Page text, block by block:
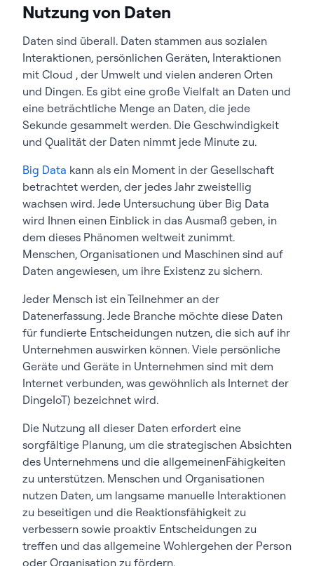
Nutzung von Daten
Daten sind überall. Daten stammen aus sozialen
Interaktionen, persönlichen Geräten, Interaktionen
mit Cloud , der Umwelt und vielen anderen Orten
und Dingen. Es gibt eine große Vielfalt an Daten und
eine beträchtliche Menge an Daten, die jede
Sekunde gesammelt werden. Die Geschwindigkeit
und Qualität der Daten nimmt jede Minute zu.
Big Data kann als ein Moment in der Gesellschaft
betrachtet werden, der jedes Jahr zweistellig
wachsen wird. Jede Untersuchung über Big Data
wird Ihnen einen Einblick in das Ausmaß geben, in
dem dieses Phänomen weltweit zunimmt.
Menschen, Organisationen und Maschinen sind auf
Daten angewiesen, um ihre Existenz zu sichern.
Jeder Mensch ist ein Teilnehmer an der
Datenerfassung. Jede Branche möchte diese Daten
für fundierte Entscheidungen nutzen, die sich auf ihr
Unternehmen auswirken können. Viele persönliche
Geräte und Geräte in Unternehmen sind mit dem
Internet verbunden, was gewöhnlich als Internet der
DingeIoT) bezeichnet wird.
Die Nutzung all dieser Daten erfordert eine
sorgfältige Planung, um die strategischen Absichten
des Unternehmens und die allgemeinenFähigkeiten
zu unterstützen. Menschen und Organisationen
nutzen Daten, um langsame manuelle Interaktionen
zu beseitigen und die Reaktionsfähigkeit zu
verbessern sowie proaktiv Entscheidungen zu
treffen und das allgemeine Wohlergehen der Person
oder Organisation zu fördern.